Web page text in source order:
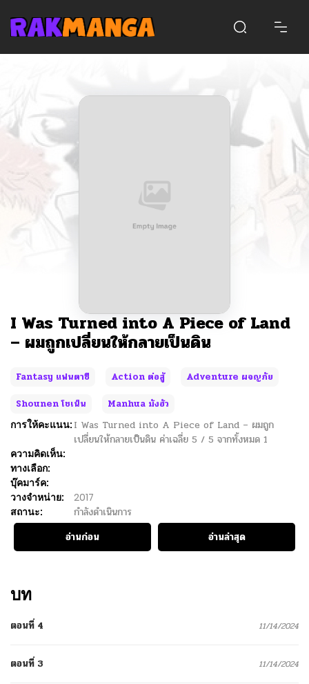
I Was Turned into A Piece of Land
– ผมถูกเปลี่ยนให้กลายเป็นดิน
Fantasy แฟนตาซี Action ต่อสู้
Adventure ผจญภัย
Shounen โชเน็น
Manhua มังฮัว
การให้คะแนน: I Was Turned into A Piece of Land – ผมถูก
เปลี่ยนให้กลายเป็นดิน ค่าเฉลี่ย 5 / 5 จากทั้งหมด 1
ความคิดเห็น:
ทางเลือก:
บุ๊คมาร์ค:
วางจำหน่าย:
2017
สถานะ:
กำลังดำเนินการ
อ่านก่อน
อ่านล่าสุด
บท
ตอนที่ 4 11/14/2024
ตอนที่ 3 11/14/2024